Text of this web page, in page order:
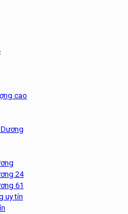
cao
24
61
uy tín